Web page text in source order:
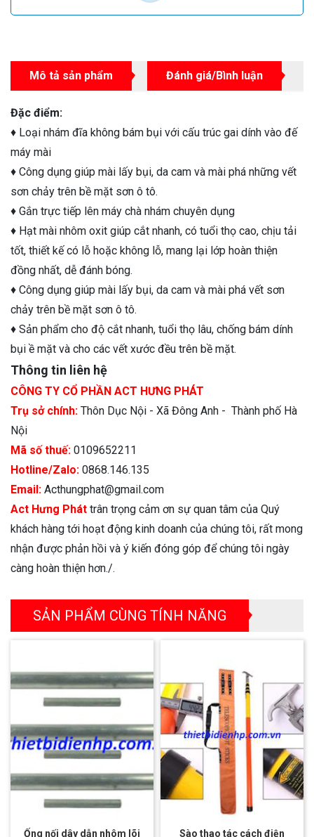
Mô tả sản phẩm Đánh giá/Bình luận
Đặc điểm:
♦ Loại nhám đĩa không bám bụi với cấu trúc gai dính vào đế
máy mài
♦ Công dụng giúp mài lấy bụi, da cam và mài phá những vết
sơn chảy trên bề mặt sơn ô tô.
♦ Gắn trực tiếp lên máy chà nhám chuyên dụng
♦ Hạt mài nhôm oxit giúp cắt nhanh, có tuổi thọ cao, chịu tải
tốt, thiết kế có lỗ hoặc không lỗ, mang lại lớp hoàn thiện
đồng nhất, dễ đánh bóng.
♦ Công dụng giúp mài lấy bụi, da cam và mài phá vết sơn
chảy trên bề mặt sơn ô tô.
♦ Sản phẩm cho độ cắt nhanh, tuổi thọ lâu, chống bám dính
bụi ề mặt và cho các vết xước đều trên bề mặt.
Thông tin liên hệ
CÔNG TY CỔ PHẦN ACT HƯNG PHÁT
Trụ sở chính: Thôn Dục Nội - Xã Đông Anh - Thành phố Hà
Nội
Mã số thuế: 0109652211
Hotline/Zalo: 0868.146.135
Email: Acthungphat@gmail.com
Act Hưng Phát trân trọng cảm ơn sự quan tâm của Quý
khách hàng tới hoạt động kinh doanh của chúng tôi, rất mong
nhận được phản hồi và ý kiến đóng góp để chúng tôi ngày
càng hoàn thiện hơn./.
SẢN PHẨM CÙNG TÍNH NĂNG
Ống nối dây dẫn nhôm lõi Sào thao tác cách điện